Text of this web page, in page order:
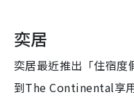
奕居
奕居最近推出「住宿度
到The Continental享